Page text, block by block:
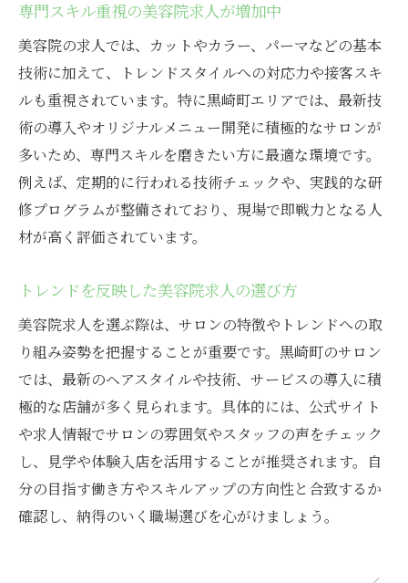
専門スキル重視の美容院求人が増加中
美容院の求人では、カットやカラー、パーマなどの基本
技術に加えて、トレンドスタイルへの対応力や接客スキ
ルも重視されています。特に黒崎町エリアでは、最新技
術の導入やオリジナルメニュー開発に積極的なサロンが
多いため、専門スキルを磨きたい方に最適な環境です。
例えば、定期的に行われる技術チェックや、実践的な研
修プログラムが整備されており、現場で即戦力となる人
材が高く評価されています。
トレンドを反映した美容院求人の選び方
美容院求人を選ぶ際は、サロンの特徴やトレンドへの取
り組み姿勢を把握することが重要です。黒崎町のサロン
では、最新のヘアスタイルや技術、サービスの導入に積
極的な店舗が多く見られます。具体的には、公式サイト
や求人情報でサロンの雰囲気やスタッフの声をチェック
し、見学や体験入店を活用することが推奨されます。自
分の目指す働き方やスキルアップの方向性と合致するか
確認し、納得のいく職場選びを心がけましょう。